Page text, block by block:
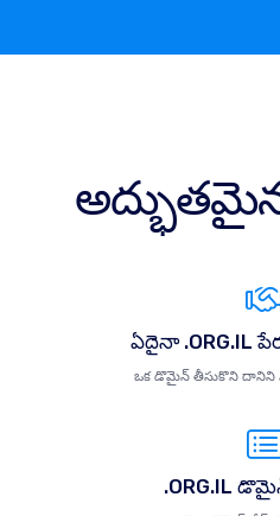
ఏదైనా .ORG.IL
ఒక డొమైన్ తీసుకొని దానిని
.ORG.IL